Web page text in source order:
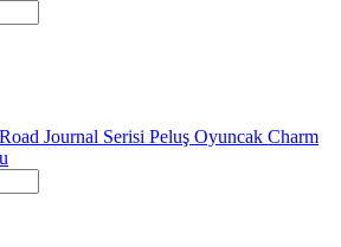
Journal Serisi Peluş Oyuncak Charm